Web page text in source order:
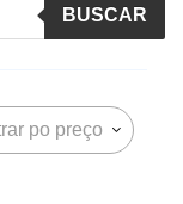
BUSCAR
po preço